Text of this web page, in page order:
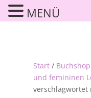
Start/
und femininen
verschlagwortet
MENÜ